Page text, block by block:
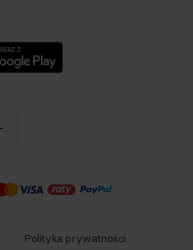
Polityka prywatności